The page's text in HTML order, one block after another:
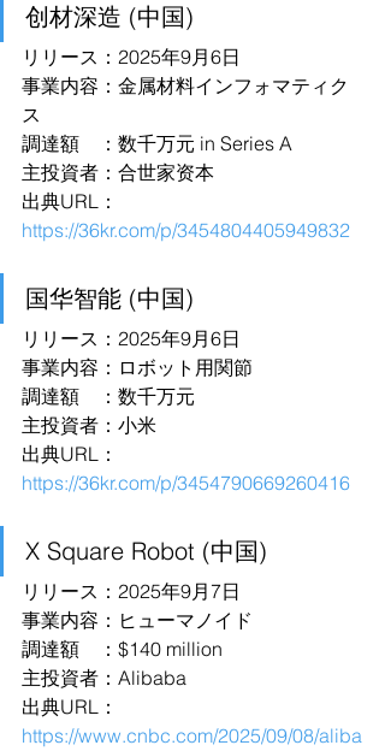
创材深造 (中国)
リリース：2025年9月6日
事業内容：金属材料インフォマティク
ス
調達額　：数千万元 in Series A
主投資者：合世家资本
出典URL：
https://36kr.com/p/3454804405949832
国华智能 (中国)
リリース：2025年9月6日
事業内容：ロボット用関節
調達額　：数千万元
主投資者：小米
出典URL：
https://36kr.com/p/3454790669260416
X Square Robot (中国)
リリース：2025年9月7日
事業内容：ヒューマノイド
調達額　：$140 million
主投資者：Alibaba
出典URL：
https://www.cnbc.com/2025/09/08/aliba